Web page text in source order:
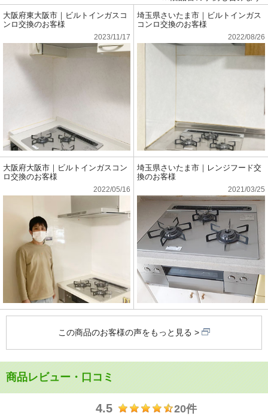
大阪府東大阪市｜ビルトインガスコ
ンロ交換のお客様
2023/11/17
埼玉県さいたま市｜ビルトインガス
コンロ交換のお客様
2022/08/26
大阪府大阪市｜ビルトインガスコン
ロ交換のお客様
2022/05/16
埼玉県さいたま市｜レンジフード交
換のお客様
2021/03/25
この商品のお客様の声をもっと見る
商品レビュー・口コミ
4.5 20件